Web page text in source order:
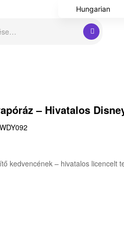
– Hivatalos
kedvencének – hivatalos licencelt
Hungarian